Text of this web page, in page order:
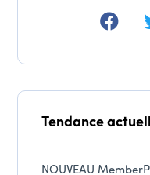
Tendance
NOUVEAU